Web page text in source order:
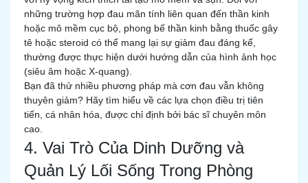
những trường hợp đau mãn tính liên quan đến thần kinh
hoặc mô mềm cục bộ, phong bế thần kinh bằng thuốc gây
tê hoặc steroid có thể mang lại sự giảm đau đáng kể,
thường được thực hiện dưới hướng dẫn của hình ảnh học
(siêu âm hoặc X-quang).
Bạn đã thử nhiều phương pháp mà cơn đau vẫn không
thuyên giảm? Hãy tìm hiểu về các lựa chọn điều trị tiên
tiến, cá nhân hóa, được chỉ định bởi bác sĩ chuyên môn
cao.
4. Vai Trò Của Dinh Dưỡng và
Quản Lý Lối Sống Trong Phòng